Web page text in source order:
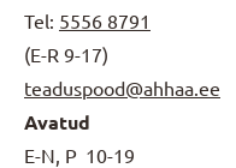
Tel: 5556 8791
(E-R 9-17)
teaduspood@ahhaa.ee
Avatud
E-N, P 10-19